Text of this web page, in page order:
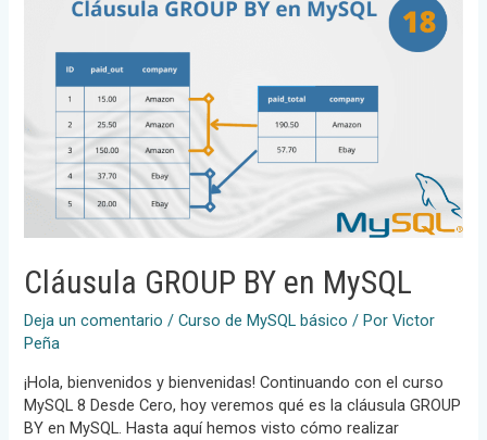
MySQL
Cláusula GROUP BY en MySQL
Deja un comentario /Curso de MySQL básico / PorVictor
Peña
¡Hola, bienvenidos y bienvenidas! Continuando con el curso
MySQL 8 Desde Cero, hoy veremos qué es la cláusula GROUP
BY en MySQL. Hasta aquí hemos visto cómo realizar